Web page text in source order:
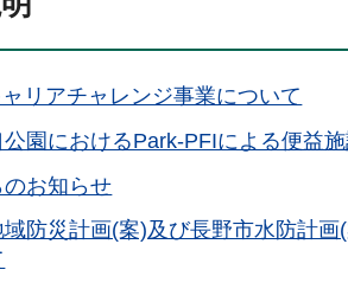
リアチャレンジ事業について
園におけるPark-PFIによる便益
お知らせ
域防災計画(案)及び長野市水防計